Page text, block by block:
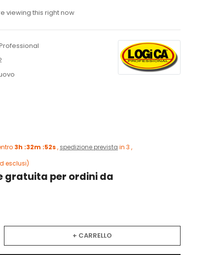
viewing this right now
3h :32m :51s,spedizione previstain 3 ,
esclusi)
gratuita per ordini da
+ CARRELLO